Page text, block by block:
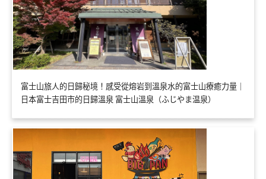
富士山旅人的日歸秘境！感受從熔岩到溫泉水的富士山療癒力量｜
日本富士吉田市的日歸溫泉 富士山溫泉（ふじやま温泉）